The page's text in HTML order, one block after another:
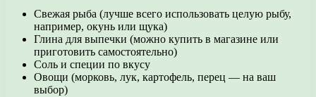
Свежая рыба (лучше всего использовать целую рыбу,
например, окунь или щука)
Глина для выпечки (можно купить в магазине или
приготовить самостоятельно)
Соль и специи по вкусу
Овощи (морковь, лук, картофель, перец — на ваш
выбор)